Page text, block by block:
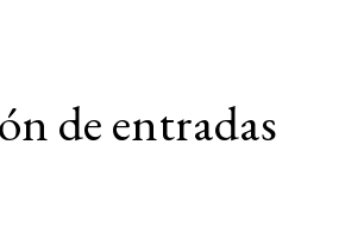
de entradas